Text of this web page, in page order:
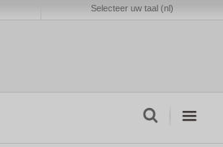
Selecteer uw taal (nl)